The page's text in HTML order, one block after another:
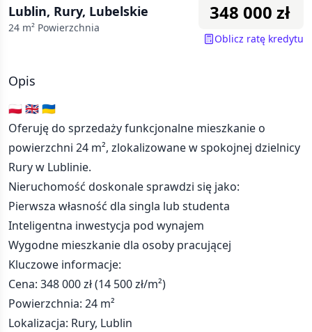
Lublin, Rury, Lubelskie
24 m² Powierzchnia
348 000 zł
Oblicz ratę kredytu
Opis
🇵🇱 🇬🇧 🇺🇦
Oferuję do sprzedaży funkcjonalne mieszkanie o
powierzchni 24 m², zlokalizowane w spokojnej dzielnicy
Rury w Lublinie.
Nieruchomość doskonale sprawdzi się jako:
Pierwsza własność dla singla lub studenta
Inteligentna inwestycja pod wynajem
Wygodne mieszkanie dla osoby pracującej
Kluczowe informacje:
Cena: 348 000 zł (14 500 zł/m²)
Powierzchnia: 24 m²
Lokalizacja: Rury, Lublin